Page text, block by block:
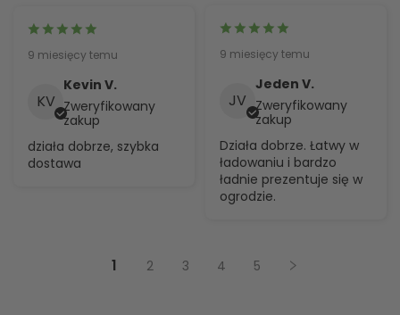
9 miesięcy temu
JV
Jeden V.
Zweryfikowany
zakup
Działa dobrze. Łatwy w
ładowaniu i bardzo
ładnie prezentuje się w
ogrodzie.
9 miesięcy temu
KV
Kevin V.
Zweryfikowany
zakup
działa dobrze, szybka
dostawa
1 2 3 4 5